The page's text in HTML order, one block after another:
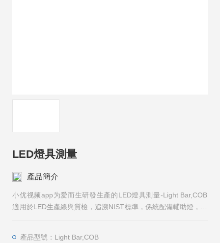
LED燈具測量
產品簡介
小优视频app为爱而生研發生產的LED燈具測量-Light Bar,COB
適用於LED生產線與質檢，追溯NIST標準，係統配備輔助燈，保
產品型號：Light Bar,COB